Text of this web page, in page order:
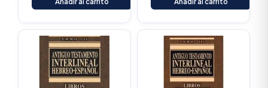
Original
price
was:
$172.000.
Current
Original
price
was:
$185.400.
Current